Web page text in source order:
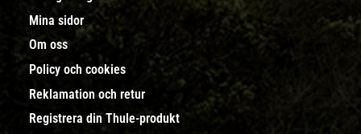
Mina sidor
Om oss
Policy och cookies
Reklamation och retur
Registrera din Thule-produkt